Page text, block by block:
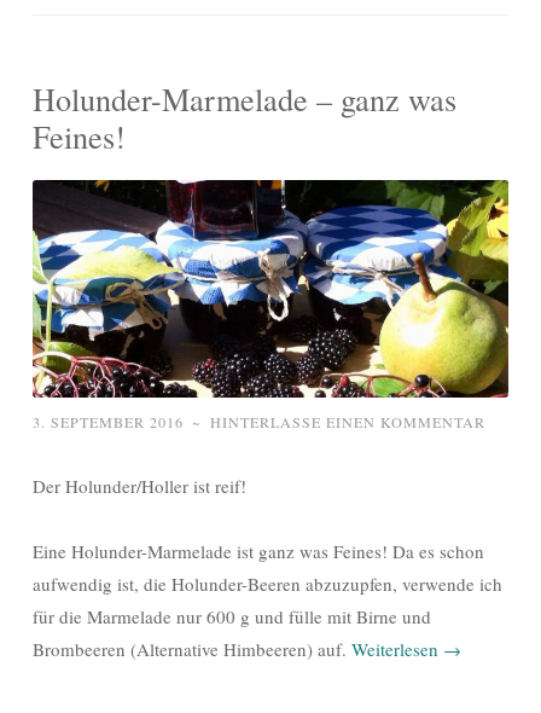
Holunder-Marmelade – ganz was
Feines!
3. SEPTEMBER 2016 ~ HINTERLASSE EINEN KOMMENTAR
Der Holunder/Holler ist reif!
Eine Holunder-Marmelade ist ganz was Feines! Da es schon
aufwendig ist, die Holunder-Beeren abzuzupfen, verwende ich
für die Marmelade nur 600 g und fülle mit Birne und
Brombeeren (Alternative Himbeeren) auf. Weiterlesen →